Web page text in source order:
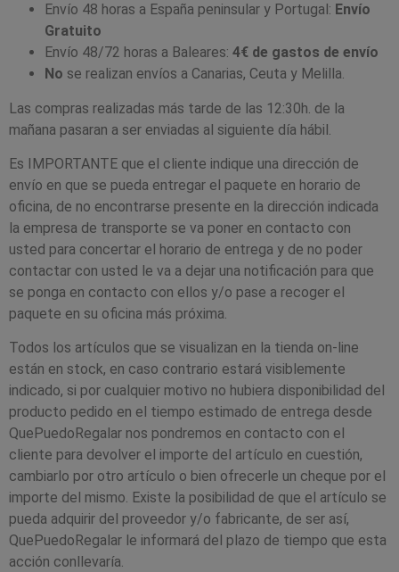
Envío 48 horas a España peninsular y Portugal: Envío
Gratuito
Envío 48/72 horas a Baleares: 4€ de gastos de envío
No se realizan envíos a Canarias, Ceuta y Melilla.
Las compras realizadas más tarde de las 12:30h. de la
mañana pasaran a ser enviadas al siguiente día hábil.
Es IMPORTANTE que el cliente indique una dirección de
envío en que se pueda entregar el paquete en horario de
oficina, de no encontrarse presente en la dirección indicada
la empresa de transporte se va poner en contacto con
usted para concertar el horario de entrega y de no poder
contactar con usted le va a dejar una notificación para que
se ponga en contacto con ellos y/o pase a recoger el
paquete en su oficina más próxima.
Todos los artículos que se visualizan en la tienda on-line
están en stock, en caso contrario estará visiblemente
indicado, si por cualquier motivo no hubiera disponibilidad del
producto pedido en el tiempo estimado de entrega desde
QuePuedoRegalar nos pondremos en contacto con el
cliente para devolver el importe del artículo en cuestión,
cambiarlo por otro artículo o bien ofrecerle un cheque por el
importe del mismo. Existe la posibilidad de que el artículo se
pueda adquirir del proveedor y/o fabricante, de ser así,
QuePuedoRegalar le informará del plazo de tiempo que esta
acción conllevaría.